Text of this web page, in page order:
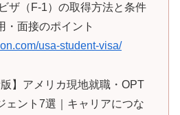
ザ（F-1）の取得方法と条件
・面接のポイント
usa-student-visa/
】アメリカ現地就職・OPT
ェント7選｜キャリアにつな